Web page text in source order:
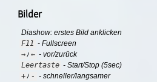
Bilder
Diashow: erstes Bild anklicken
F11 - Fullscreen
→ / ← - vor/zurück
Leertaste - Start/Stop (5sec)
+ / - - schneller/langsamer